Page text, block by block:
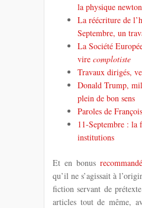
la physique
La réécriture de
Septembre, un
La Société
vire complotiste
Travaux dirigés,
Donald Trump,
plein de bon sens
Paroles de
11-Septembre : la
institutions
Et en bonus
qu’il ne s’agissait à
fiction servant de
articles tout de même,